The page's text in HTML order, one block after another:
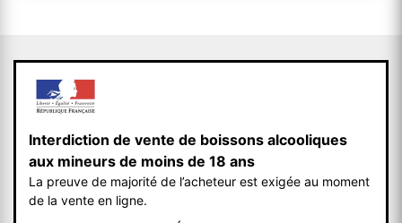
Interdiction de vente de boissons alcooliques
aux mineurs de moins de 18 ans
La preuve de majorité de l’acheteur est exigée au moment
de la vente en ligne.